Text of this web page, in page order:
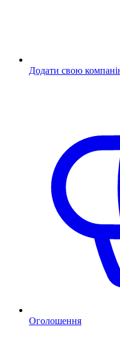
Додати свою
Оголошення